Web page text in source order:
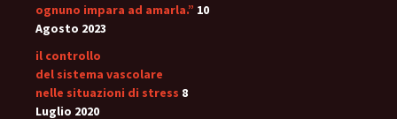
ognuno impara ad amarla.” 10
Agosto 2023
il controllo
del sistema vascolare
nelle situazioni di stress 8
Luglio 2020